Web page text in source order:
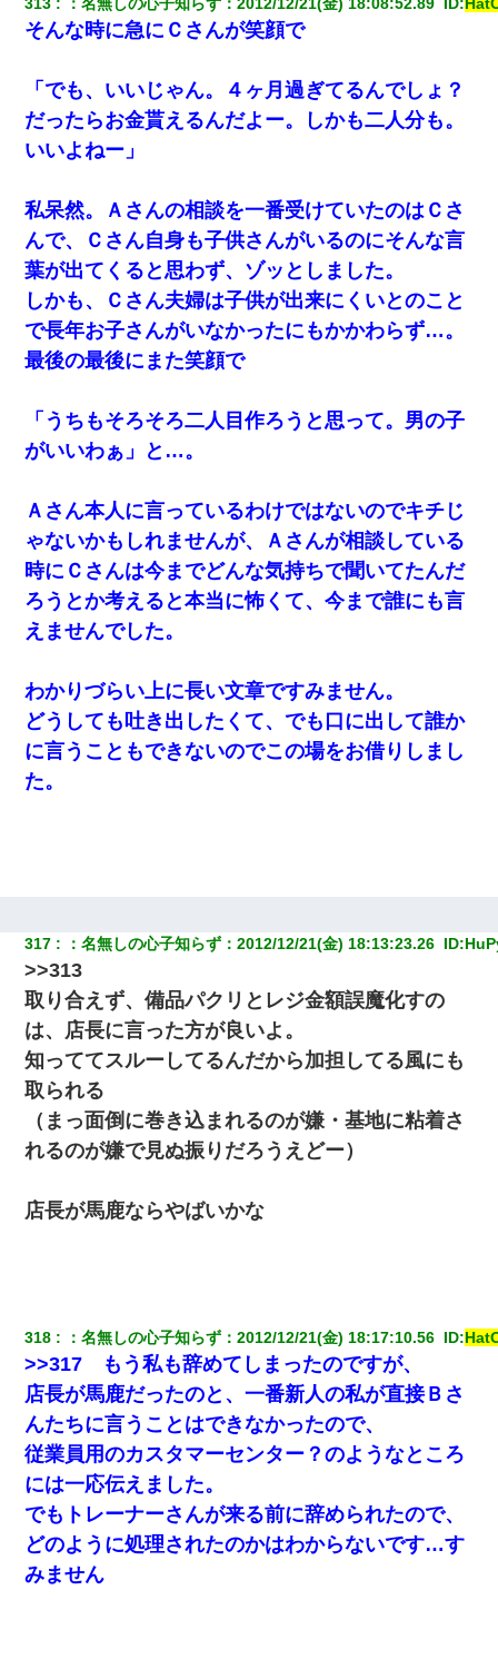
そんな時に急にＣさんが笑顔で
「でも、いいじゃん。４ヶ月過ぎてるんでしょ？
だったらお金貰えるんだよー。しかも二人分も。
いいよねー」
私呆然。Ａさんの相談を一番受けていたのはＣさ
んで、Ｃさん自身も子供さんがいるのにそんな言
葉が出てくると思わず、ゾッとしました。
しかも、Ｃさん夫婦は子供が出来にくいとのこと
で長年お子さんがいなかったにもかかわらず…。
最後の最後にまた笑顔で
「うちもそろそろ二人目作ろうと思って。男の子
がいいわぁ」と…。
Ａさん本人に言っているわけではないのでキチじ
ゃないかもしれませんが、Ａさんが相談している
時にＣさんは今までどんな気持ちで聞いてたんだ
ろうとか考えると本当に怖くて、今まで誰にも言
えませんでした。
わかりづらい上に長い文章ですみません。
どうしても吐き出したくて、でも口に出して誰か
に言うこともできないのでこの場をお借りしまし
た。
317 ：名無しの心子知らず ：2012/12/21(金) 18:13:23.26 ID:
>>313
取り合えず、備品パクリとレジ金額誤魔化すの
は、店長に言った方が良いよ。
知っててスルーしてるんだから加担してる風にも
取られる
（まっ面倒に巻き込まれるのが嫌・基地に粘着さ
れるのが嫌で見ぬ振りだろうえどー）
店長が馬鹿ならやばいかな
318 ：名無しの心子知らず ：2012/12/21(金) 18:17:10.56 ID:
>>317 もう私も辞めてしまったのですが、
店長が馬鹿だったのと、一番新人の私が直接Ｂさ
んたちに言うことはできなかったので、
従業員用のカスタマーセンター？のようなところ
には一応伝えました。
でもトレーナーさんが来る前に辞められたので、
どのように処理されたのかはわからないです…す
みません